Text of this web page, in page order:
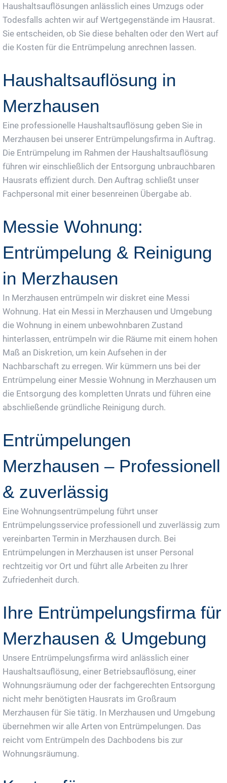
Haushaltsauflösungen anlässlich eines Umzugs oder
Todesfalls achten wir auf Wertgegenstände im Hausrat.
Sie entscheiden, ob Sie diese behalten oder den Wert auf
die Kosten für die Entrümpelung anrechnen lassen.
Haushaltsauflösung in
Merzhausen
Eine professionelle Haushaltsauflösung geben Sie in
Merzhausen bei unserer Entrümpelungsfirma in Auftrag.
Die Entrümpelung im Rahmen der Haushaltsauflösung
führen wir einschließlich der Entsorgung unbrauchbaren
Hausrats effizient durch. Den Auftrag schließt unser
Fachpersonal mit einer besenreinen Übergabe ab.
Messie Wohnung:
Entrümpelung & Reinigung
in Merzhausen
In Merzhausen entrümpeln wir diskret eine Messi
Wohnung. Hat ein Messi in Merzhausen und Umgebung
die Wohnung in einem unbewohnbaren Zustand
hinterlassen, entrümpeln wir die Räume mit einem hohen
Maß an Diskretion, um kein Aufsehen in der
Nachbarschaft zu erregen. Wir kümmern uns bei der
Entrümpelung einer Messie Wohnung in Merzhausen um
die Entsorgung des kompletten Unrats und führen eine
abschließende gründliche Reinigung durch.
Entrümpelungen
Merzhausen – Professionell
& zuverlässig
Eine Wohnungsentrümpelung führt unser
Entrümpelungsservice professionell und zuverlässig zum
vereinbarten Termin in Merzhausen durch. Bei
Entrümpelungen in Merzhausen ist unser Personal
rechtzeitig vor Ort und führt alle Arbeiten zu Ihrer
Zufriedenheit durch.
Ihre Entrümpelungsfirma für
Merzhausen & Umgebung
Unsere Entrümpelungsfirma wird anlässlich einer
Haushaltsauflösung, einer Betriebsauflösung, einer
Wohnungsräumung oder der fachgerechten Entsorgung
nicht mehr benötigten Hausrats im Großraum
Merzhausen für Sie tätig. In Merzhausen und Umgebung
übernehmen wir alle Arten von Entrümpelungen. Das
reicht vom Entrümpeln des Dachbodens bis zur
Wohnungsräumung.